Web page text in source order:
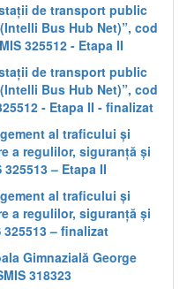
de transport public
Bus Hub Net)”, cod
325512 - Etapa II
de transport public
Bus Hub Net)”, cod
- Etapa II - finalizat
al traficului și
a regulilor, siguranță și
– Etapa II
al traficului și
a regulilor, siguranță și
– finalizat
Gimnazială George
318323